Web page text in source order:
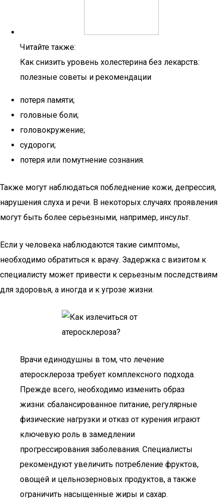
Читайте также:
Как снизить уровень холестерина без лекарств:
полезные советы и рекомендации
потеря памяти;
головные боли;
головокружение;
судороги;
потеря или помутнение сознания.
Также могут наблюдаться побледнение кожи, депрессия,
нарушения слуха и речи. В некоторых случаях проявления
могут быть более серьезными, например, инсульт.
Если у человека наблюдаются такие симптомы,
необходимо обратиться к врачу. Задержка с визитом к
специалисту может привести к серьезным последствиям
для здоровья, а иногда и к угрозе жизни.
Врачи единодушны в том, что лечение
атеросклероза требует комплексного подхода.
Прежде всего, необходимо изменить образ
жизни: сбалансированное питание, регулярные
физические нагрузки и отказ от курения играют
ключевую роль в замедлении
прогрессирования заболевания. Специалисты
рекомендуют увеличить потребление фруктов,
овощей и цельнозерновых продуктов, а также
ограничить насыщенные жиры и сахар.